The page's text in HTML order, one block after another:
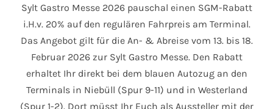
Sylt Gastro Messe 2026 pauschal einen SGM-Rabatt
i.H.v. 20% auf den regulären Fahrpreis am Terminal.
Das Angebot gilt für die An- & Abreise vom 13. bis 18.
Februar 2026 zur Sylt Gastro Messe. Den Rabatt
erhaltet Ihr direkt bei dem blauen Autozug an den
Terminals in Niebüll (Spur 9-11) und in Westerland
(Spur 1-2). Dort müsst Ihr Euch als Aussteller mit der